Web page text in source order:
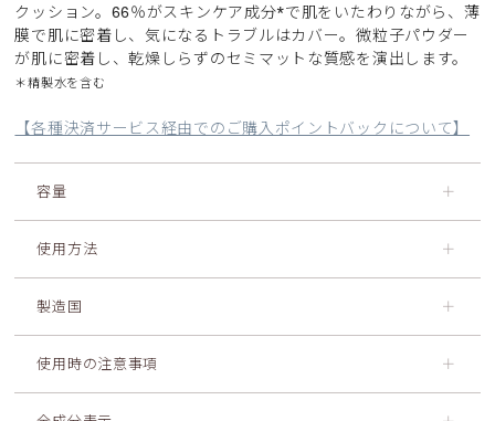
クッション。66％がスキンケア成分*で肌をいたわりながら、薄
膜で肌に密着し、気になるトラブルはカバー。微粒子パウダー
が肌に密着し、乾燥しらずのセミマットな質感を演出します。
＊精製水を含む
【各種決済サービス経由でのご購入ポイントバックについて】
容量 ＋
使用方法 ＋
製造国 ＋
使用時の注意事項 ＋